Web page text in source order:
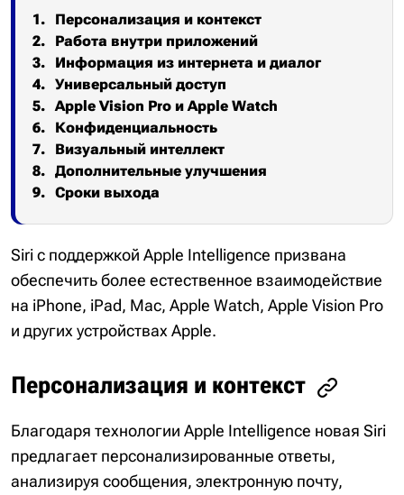
Персонализация и контекст
Работа внутри приложений
Информация из интернета и диалог
Универсальный доступ
Apple Vision Pro и Apple Watch
Конфиденциальность
Визуальный интеллект
Дополнительные улучшения
Сроки выхода
Siri с поддержкой Apple Intelligence призвана
обеспечить более естественное взаимодействие
на iPhone, iPad, Mac, Apple Watch, Apple Vision Pro
и других устройствах Apple.
Персонализация и контекст
Благодаря технологии Apple Intelligence новая Siri
предлагает персонализированные ответы,
анализируя сообщения, электронную почту,